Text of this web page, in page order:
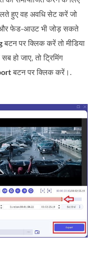
हुए वह अवधि सेट करें जो
फेड‑आउट भी जोड़ सकते
बटन पर क्लिक करें तो मीडिया
हो जाए, तो ट्रिमिंग
बटन पर क्लिक करें।.